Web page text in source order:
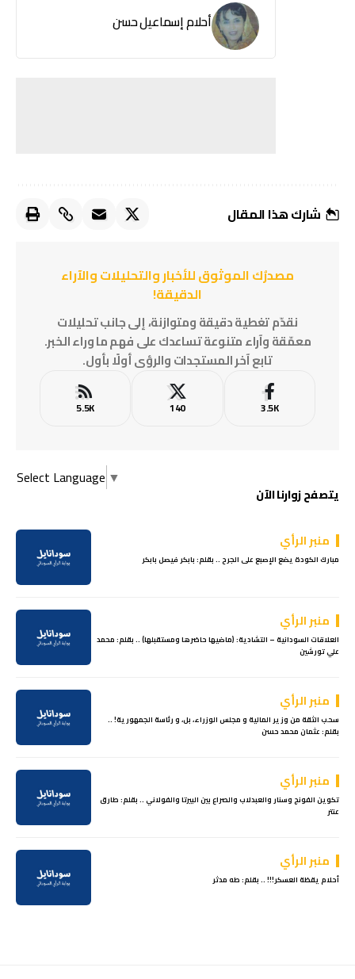
أحلام إسماعيل حسن
شارك هذا المقال
مصدرُك الموثوق للأخبار والتحليلات والآراء
الدقيقة!
نقدّم تغطية دقيقة ومتوازنة، إلى جانب تحليلات
معمّقة وآراء متنوعة تساعدك على فهم ما وراء الخبر.
تابع آخر المستجدات والرؤى أولًا بأول.
3.5K
140
5.5K
Select Language ▼
يتصفح زوارنا الآن
منبر الرأي
مبارك الكودة يضع الإصبع على الجرح .. بقلم: بابكر فيصل بابكر
منبر الرأي
العلاقات السودانية – التشادية: (ماضيها حاضرها ومستقبلها) .. بقلم: محمد
علي تورشين
منبر الرأي
سحب الثقة من وزير المالية و مجلس الوزراء، بل، و رئاسة الجمهورية! ..
بقلم: عثمان محمد حسن
منبر الرأي
تكوين الفونج وسنار والعبدلاب والصراع بين البيرتا والفولاني .. بقلم: طارق
عنتر
منبر الرأي
أحلام يقظة العسكر!!! .. بقلم: طه مدثر